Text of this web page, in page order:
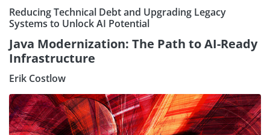
Reducing Technical Debt and Upgrading Legacy
Systems to Unlock AI Potential
Java Modernization: The Path to AI-Ready
Infrastructure
Erik Costlow